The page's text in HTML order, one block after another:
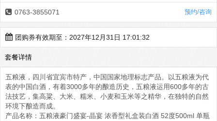
预约/咨询
0763-3855071
团购券有效期至：2027年12月31日 17:01:32
套餐详情
五粮液，四川省宜宾市特产，中国国家地理标志产品。以五粮液为代
表的中国白酒，有着3000多年的酿造历史，五粮液运用600多年的古
法技艺，集高粱、大米、糯米、小麦和玉米等之精华，在独特的自然
环境下酿造而成。
产品名称：五粮液豪门盛宴-晶宴 浓香型礼盒装白酒 52度500ml 单瓶